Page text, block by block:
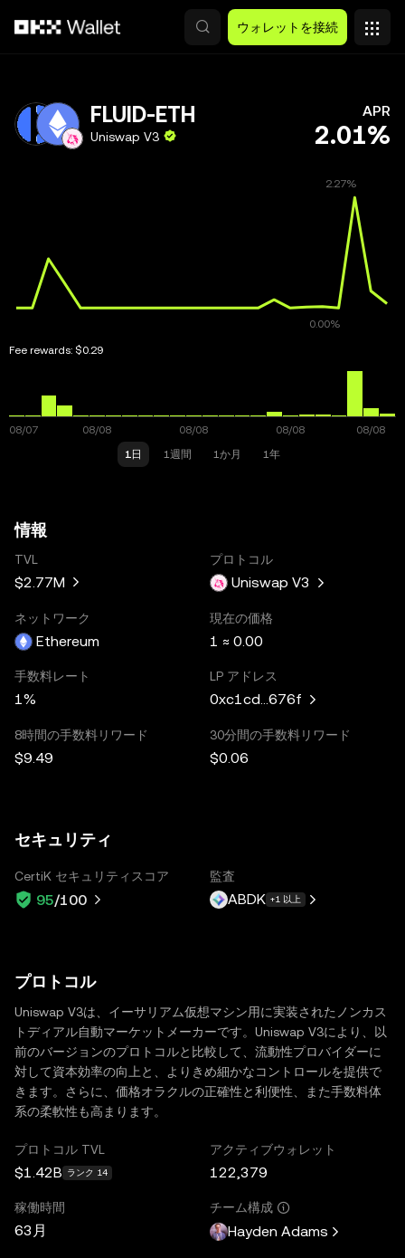
ウォレットを接続
FLUID-ETH
Uniswap V3
APR
2.01%
Fee rewards: $0.29
1日 1週間 1か月 1年
情報
TVL
$2.77M
プロトコル
Uniswap V3
ネットワーク
Ethereum
現在の価格
1 ≈ 0.00
手数料レート
1%
LP アドレス
0xc1cd...676f
8時間の手数料リワード
$9.49
30分間の手数料リワード
$0.06
セキュリティ
CertiK セキュリティスコア
95/100
監査
ABDK +1 以上
プロトコル
Uniswap V3は、イーサリアム仮想マシン用に実装されたノンカス
トディアル自動マーケットメーカーです。Uniswap V3により、以
前のバージョンのプロトコルと比較して、流動性プロバイダーに
対して資本効率の向上と、よりきめ細かなコントロールを提供で
きます。さらに、価格オラクルの正確性と利便性、また手数料体
系の柔軟性も高まります。
プロトコル TVL
$1.42B ランク 14
アクティブウォレット
122,379
稼働時間
63月
チーム構成
Hayden Adams